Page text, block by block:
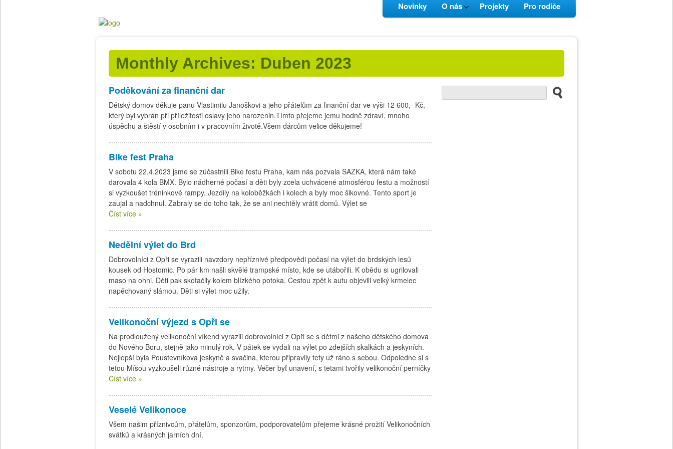
Novinky O nás Projekty Pro rodiče
Monthly Archives: Duben 2023
Poděkování za finanční dar
Dětský domov děkuje panu Vlastimilu Janoškovi a jeho přátelům za finanční dar ve výši 12 600,- Kč,
který byl vybrán při příležitosti oslavy jeho narozenin.Tímto přejeme jemu hodně zdraví, mnoho
úspěchu a štěstí v osobním i v pracovním životě.Všem dárcům velice děkujeme!
Bike fest Praha
V sobotu 22.4.2023 jsme se zúčastnili Bike festu Praha, kam nás pozvala SAZKA, která nám také
darovala 4 kola BMX. Bylo nádherné počasí a děti byly zcela uchvácené atmosférou festu a možností
si vyzkoušet tréninkové rampy. Jezdily na koloběžkách i kolech a byly moc šikovné. Tento sport je
zaujal a nadchnul. Zabraly se do toho tak, že se ani nechtěly vrátit domů. Výlet se
Číst více »
Nedělní výlet do Brd
Dobrovolníci z Opři se vyrazili navzdory nepříznivé předpovědi počasí na výlet do brdských lesů
kousek od Hostomic. Po pár km našli skvělé trampské místo, kde se utábořili. K obědu si ugrilovali
maso na ohni. Děti pak skotačily kolem blízkého potoka. Cestou zpět k autu objevili velký krmelec
napěchovaný slámou. Děti si výlet moc užily.
Velikonoční výjezd s Opři se
Na prodloužený velikonoční víkend vyrazili dobrovolníci z Opři se s dětmi z našeho dětského domova
do Nového Boru, stejně jako minulý rok. V pátek se vydali na výlet po zdejších skalkách a jeskyních.
Nejlepší byla Poustevníkova jeskyně a svačina, kterou připravily tety už ráno s sebou. Odpoledne si s
tetou Míšou vyzkoušeli různé nástroje a rytmy. Večer byť unavení, s tetami tvořily velikonoční perníčky
Číst více »
Veselé Velikonoce
Všem našim příznivcům, přátelům, sponzorům, podporovatelům přejeme krásné prožití Velikonočních
svátků a krásných jarních dní.